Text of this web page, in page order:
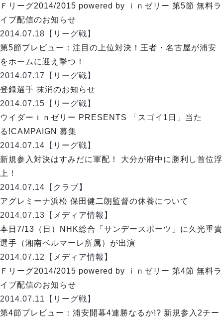
メットライフ生命Ｆリーグカップ 2026
試合日程・結果
大会概要
アリーナ情報
チケット情報
過去の記録
リガーレヴィア葛飾
Y．S．C．C．横浜
ヴィンセドール白山
アグレミーナ浜松
デウソン神戸
ポルセイド浜田
ミラクルスマイル新居浜
記念ゴール
ハットトリック
担当審判員
選手の通算記録（Ｆ１）
エスポラーダ北海道
バルドラール浦安
フウガドールすみだ
しながわシティ
立川アスレティックFC
ペスカドーラ町田
湘南ベルマーレ
名古屋オーシャンズ
シュライカー大阪
ボルクバレット北九州
バサジィ大分
選手の通算記録（Ｆ２）
ヴォスクオーレ仙台
マルバ水戸FC
リガーレヴィア葛飾
DIVISION 02
Ｆリーグ2014/2015 powered by ｉｎゼリー 第5節 無料ラ
イブ配信のお知らせ
2014.07.18 【リーグ戦】
第5節プレビュー：注目の上位対決！王者・名古屋が浦安
をホームに迎え撃つ！
2014.07.17
【リーグ戦】
登録選手 抹消のお知らせ
2014.07.15 【リーグ戦】
ウイダーｉｎゼリー PRESENTS 「スゴイ1日」当た
る!CAMPAIGN 募集
2014.07.14 【リーグ戦】
新規参入対決はすみだに軍配！ 大分が府中に勝利し首位浮
上！
2014.07.14 【クラブ】
アグレミーナ浜松 保田健二朗監督の休養について
2014.07.13 【メディア情報】
本日7/13（日）NHK総合「サンデースポーツ」に久光重貴
選手（湘南ベルマーレ所属）が出演
2014.07.12
【メディア情報】
Ｆリーグ2014/2015 powered by ｉｎゼリー 第4節 無料ラ
イブ配信のお知らせ
2014.07.11
【リーグ戦】
第4節プレビュー：浦安開幕4連勝なるか!? 新規参入2チー